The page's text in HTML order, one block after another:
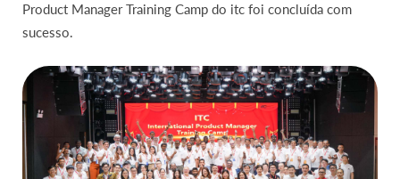
Product Manager Training Camp do itc foi concluída com
sucesso.